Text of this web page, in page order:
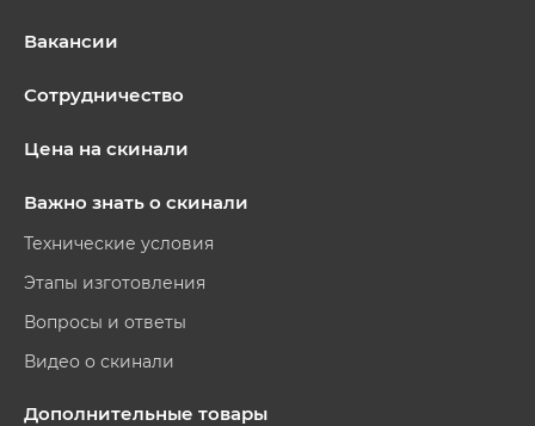
Вакансии
Сотрудничество
Цена на скинали
Важно знать о скинали
Технические условия
Этапы изготовления
Вопросы и ответы
Видео о скинали
Дополнительные товары